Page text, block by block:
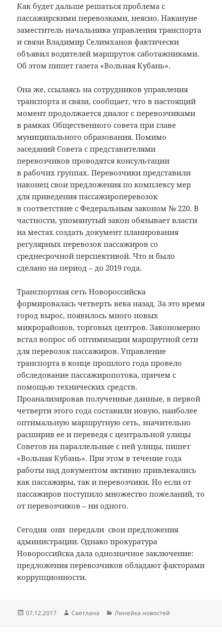
Как будет дальше решаться проблема с
пассажирскими перевозками, неясно. Накануне
заместитель начальника управления транспорта
и связи Владимир Селимханов фактически
объявил водителей маршруток саботажниками.
Об этом пишет газета «Вольная Кубань».
Она же, ссылаясь на сотрудников управления
транспорта и связи, сообщает, что в настоящий
момент продолжается диалог с перевозчиками
в рамках Общественного совета при главе
муниципального образования. Помимо
заседаний Совета с представителями
перевозчиков проводятся консультации
в рабочих группах. Перевозчики представили
наконец свои предложения по комплексу мер
для приведения пассажироперевозок
в соответствие с Федеральным законом № 220. В
частности, упомянутый закон обязывает власти
на местах создать документ планирования
регулярных перевозок пассажиров со
среднесрочной перспективой. Что и было
сделано на период – до 2019 года.
Транспортная сеть Новороссийска
формировалась четверть века назад. За это время
город вырос, появилось много новых
микрорайонов, торговых центров. Закономерно
встал вопрос об оптимизации маршрутной сети
для перевозок пассажиров. Управление
транспорта в конце прошлого года провело
обследование пассажиропотока, причем с
помощью технических средств.
Проанализировав полученные данные, в первой
четверти этого года составили новую, наиболее
оптимальную маршрутную сеть, значительно
расширив ее и переведя с центральной улицы
Советов на параллельные с ней улицы, пишет
«Вольная Кубань». При этом в течение года
работы над документом активно привлекались
как пассажиры, так и перевозчики. Но если от
пассажиров поступило множество пожеланий, то
от перевозчиков – ни одного.
Сегодня они передали свои предложения
администрации. Однако прокуратура
Новороссийска дала однозначное заключение:
предложения перевозчиков обладают факторами
коррупционности.
Опубликовано
07.12.2017 Автор
Светлана Рубрики
Линейка новостей